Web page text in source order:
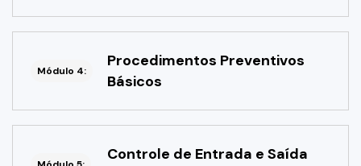
Módulo 4:
Procedimentos Preventivos
Básicos
Controle de Entrada e Saída